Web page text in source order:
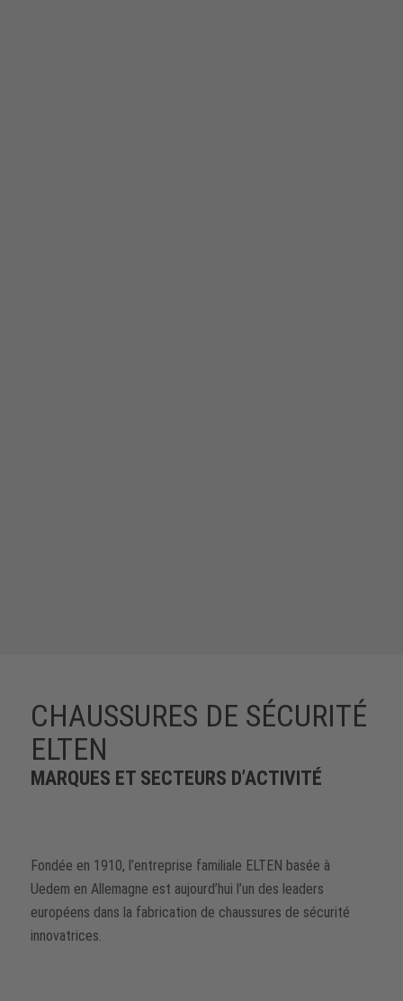
CHAUSSURES DE SÉCURITÉ
ELTEN
MARQUES ET SECTEURS D’ACTIVITÉ
Fondée en 1910, l’entreprise familiale ELTEN basée à
Uedem en Allemagne est aujourd’hui l’un des leaders
européens dans la fabrication de chaussures de sécurité
innovatrices.